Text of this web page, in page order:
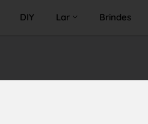
DIY Lar Brindes